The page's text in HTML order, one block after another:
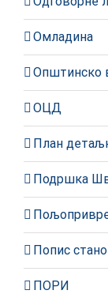
Омладина
Општинско
ОЦД
План
Подршка
Попис
ПОРИ